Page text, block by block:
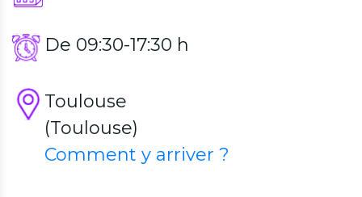
De 09:30-17:30 h
Toulouse
(Toulouse)
Comment y arriver ?